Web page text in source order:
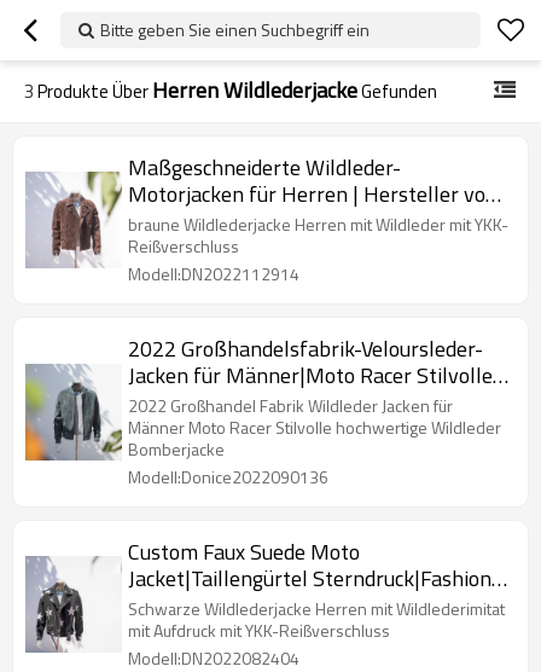
Bitte geben Sie einen Suchbegriff ein
3Produkte ÜberHerren WildlederjackeGefunden
Maßgeschneiderte Wildleder-
Motorjacken für Herren | Hersteller von
Wildlederjacken mit heißen Verkäufen
braune Wildlederjacke Herren mit Wildleder mit YKK-
Reißverschluss
Modell:DN2022112914
2022 Großhandelsfabrik-Veloursleder-
Jacken für Männer|Moto Racer Stilvolle
Qualität|Veloursleder-Bomberjacke
2022 Großhandel Fabrik Wildleder Jacken für
Männer Moto Racer Stilvolle hochwertige Wildleder
Bomberjacke
Modell:Donice2022090136
Custom Faux Suede Moto
Jacket|Taillengürtel Sterndruck|Fashion
Bomber Suede Jacket For Men
Schwarze Wildlederjacke Herren mit Wildlederimitat
mit Aufdruck mit YKK-Reißverschluss
Modell:DN2022082404